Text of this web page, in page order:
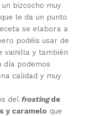
bizcocho muy
le da un punto
se elabora a
podéis usar de
vainilla y también
día podemos
calidad y muy
del frostingde
y caramelo que